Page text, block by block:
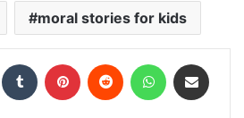
moral stories for kids
LinkedIn Tumblr Pinterest Reddit WhatsApp